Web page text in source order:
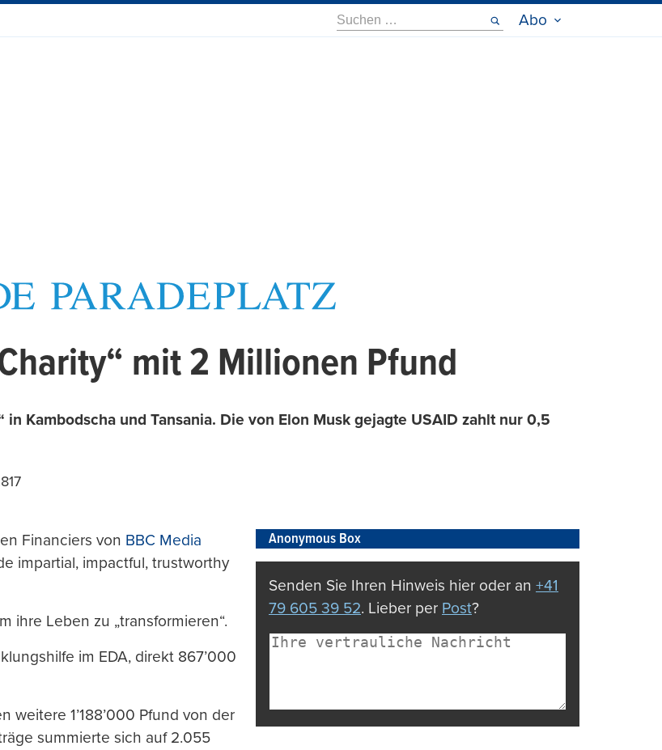
Suche
nach:
Abo
mit 2 Millionen Pfund
Kambodscha und Tansania. Die von Elon Musk gejagte USAID zahlt nur 0,5
Financiers von BBC Media
impartial, impactful, trustworthy
ihre Leben zu „transformieren“.
im EDA, direkt 867’000
1’188’000 Pfund von der
summierte sich auf 2.055
Anonymous Box
Senden Sie Ihren Hinweis hier oder an +41
79 605 39 52. Lieber per Post?